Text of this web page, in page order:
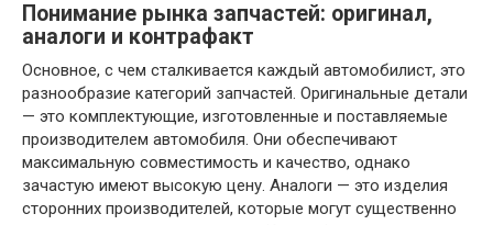
Понимание рынка запчастей: оригинал,
аналоги и контрафакт
Основное, с чем сталкивается каждый автомобилист, это
разнообразие категорий запчастей. Оригинальные детали
— это комплектующие, изготовленные и поставляемые
производителем автомобиля. Они обеспечивают
максимальную совместимость и качество, однако
зачастую имеют высокую цену. Аналоги — это изделия
сторонних производителей, которые могут существенно